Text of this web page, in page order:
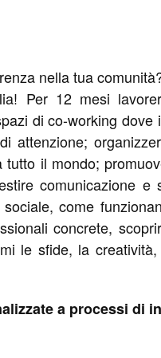
nella tua
Per 12 mesi
di co-working
il mondo;
comunicazione
come
concrete,
le sfide, la
a processi di